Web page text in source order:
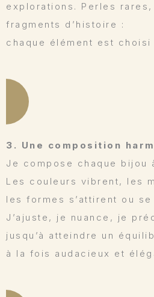
explorations. Perles
fragments d’histoire :
chaque élément est
3. Une composition
Je compose chaque bijou
Les couleurs vibrent, les
les formes s’attirent ou
J’ajuste, je nuance, je
jusqu’à atteindre un
à la fois audacieux et